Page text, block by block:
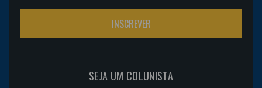
SEJA UM COLUNISTA